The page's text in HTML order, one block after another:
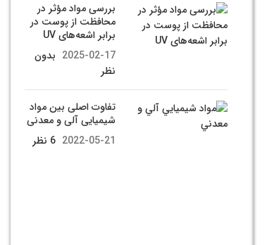
بررسی مواد مؤثر در
محافظت از پوست در
برابر اشعه‌های UV
2025-02-17 بدون
نظر
تفاوت اصلی بین مواد
شیمیایی آلی و معدنی
2022-05-21 6 نظر